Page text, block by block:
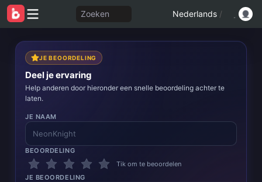
Zoeken Nederlands /
JE BEOORDELING
Deel je ervaring
Help anderen door hieronder een snelle beoordeling achter te
laten.
JE NAAM
BEOORDELING
Tik om te beoordelen
JE BEOORDELING